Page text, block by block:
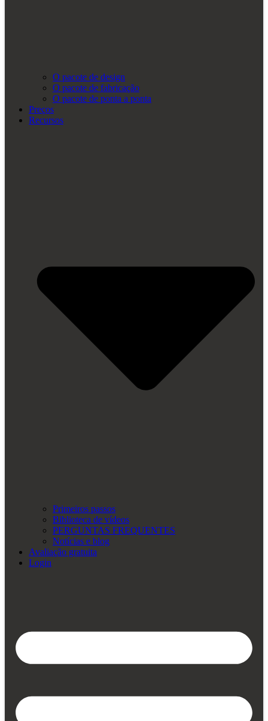
O pacote de design
O pacote de fabricação
O pacote de ponta a ponta
Preços
Recursos
Primeiros passos
Biblioteca de vídeos
PERGUNTAS FREQUENTES
Notícias e blog
Avaliação gratuita
Login